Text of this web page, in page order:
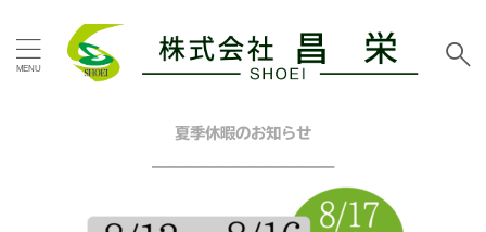
タグ
グリーン グレー シーリング工事
トイレリフォーム
夏季休暇のお知らせ
━━━━━━━━━━━━